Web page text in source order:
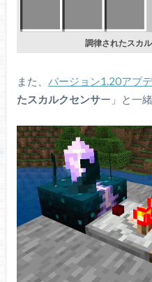
調律されたスカ
また、 バージョン1.20アプデ
たスカルクセンサー」と一